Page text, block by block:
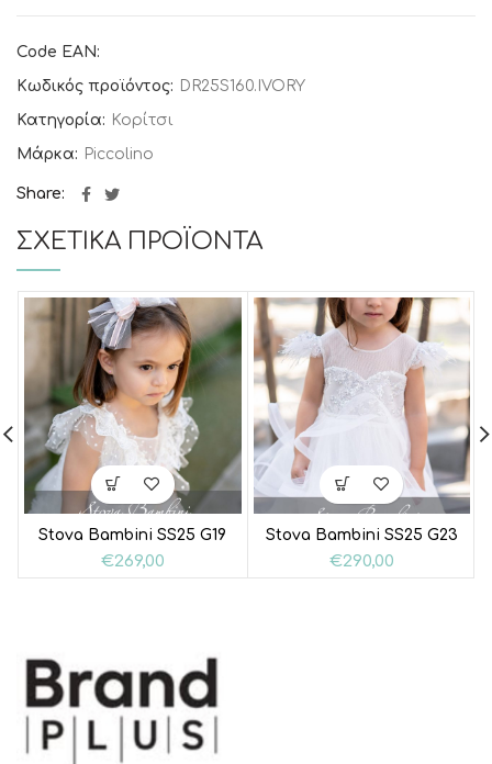
Code EAN:
Κωδικός προϊόντος: DR25S160.IVORY
Κατηγορία: Κορίτσι
Μάρκα: Piccolino
Share
ΣΧΕΤΙΚΆ ΠΡΟΪΌΝΤΑ
Stova Bambini SS25 G19
€269,00
Stova Bambini SS25 G23
€290,00